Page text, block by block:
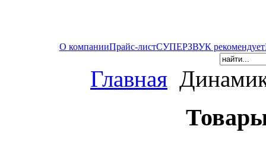
О компанииПрайс-листСУПЕРЗВУК рекомендует
Главная